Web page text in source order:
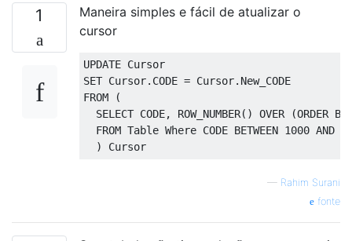
1
Maneira simples e fácil de atualizar o
cursor
UPDATE Cursor
SET Cursor. CODE = Cursor.
FROM
(
SELECT CODE, ROW_NUMBER() OVER (ORDER BY
FROM Table Where CODE BETWEEN 1000 AND
)
Cursor
— Rahim Surani
fonte